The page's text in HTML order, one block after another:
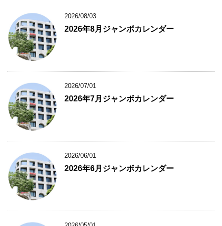
2026/08/03
2026年8月ジャンボカレンダー
2026/07/01
2026年7月ジャンボカレンダー
2026/06/01
2026年6月ジャンボカレンダー